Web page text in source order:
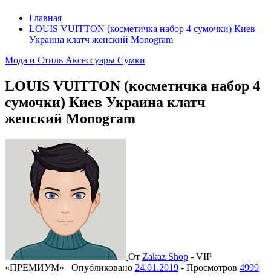
Главная
LOUIS VUITTON (косметичка набор 4 сумочки) Киев
Украина клатч женский Monogram
Мода и Стиль Аксессуары Сумки
LOUIS VUITTON (косметичка набор 4
сумочки) Киев Украина клатч
женский Monogram
От Zakaz Shop - VIP
«ПРЕМИУМ»
Опубликовано 24.01.2019 - Просмотров 4999